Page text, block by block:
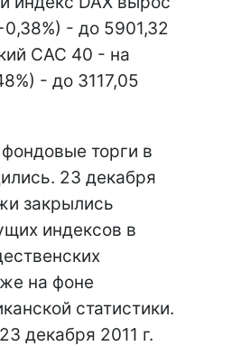
- до 5901,32
CAC 40 - на
- до 3117,05
торги в
23 декабря
закрылись
индексов в
на фоне
статистики.
декабря 2011 г.